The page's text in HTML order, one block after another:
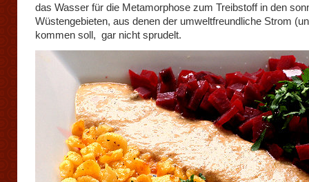
das Wasser für die Metamorphose zum Treibstoff in den
Wüstengebieten, aus denen der umweltfreundliche Strom
kommen soll, gar nicht sprudelt.